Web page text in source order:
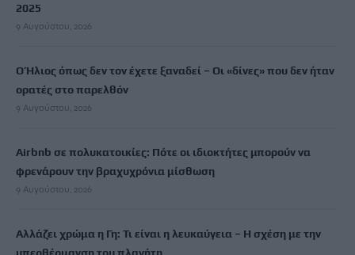
2025
9 Αυγούστου, 2026
Ο Ήλιος όπως δεν τον έχετε ξαναδεί – Οι «δίνες» που δεν ήταν
ορατές στο παρελθόν
9 Αυγούστου, 2026
Airbnb σε πολυκατοικίες: Πότε οι ιδιοκτήτες μπορούν να
φρενάρουν την βραχυχρόνια μίσθωση
9 Αυγούστου, 2026
Αλλάζει χρώμα η Γη: Τι είναι η λευκαύγεια – Η σχέση με την
υπερθέρμανση του πλανήτη